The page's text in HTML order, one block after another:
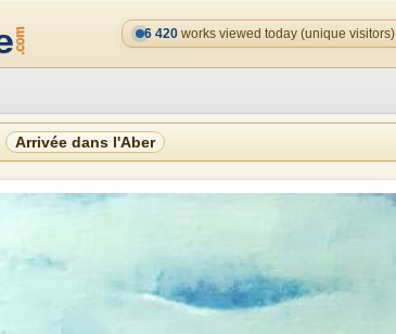
6 420 works viewed today (unique visitors)
Arrivée dans l'Aber